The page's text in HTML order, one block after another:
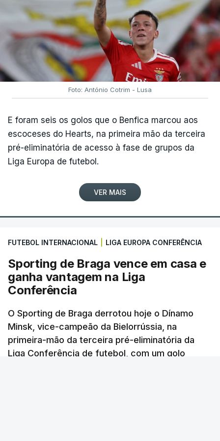
cerca de 500 metros.
Rui Oliveira é seguido, na classificação geral, por
Rafael Reis (Anicolor-Campicarn), a três segundos,
e por Miguel Salgueiro (Tavira-Crédito Agrícola), a
nove, num pelotão com 117 corredores, após a
desistência de Noah Campos (Tavira-Crédito
Keogh (APS Pro Cycling by Team Cadence
Cycling), após concluir a etapa para além do
tempo de controlo.
Foto: António Cotrim - Lusa
E foram seis os golos que o Benfica marcou aos
escoceses do Hearts, na primeira mão da terceira
pré-eliminatória de acesso à fase de grupos da
Liga Europa de futebol.
VER MAIS
FUTEBOL INTERNACIONAL LIGA EUROPA CONFERÊNCIA
Sporting de Braga vence em casa e
ganha vantagem na Liga
Conferência
O Sporting de Braga derrotou hoje o Dínamo
Minsk, vice-campeão da Bielorrússia, na
primeira-mão da terceira pré-eliminatória da
Liga Conferência de futebol, com um golo